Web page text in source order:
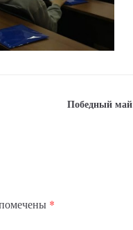
Победный май
*